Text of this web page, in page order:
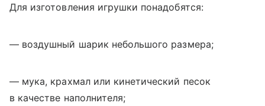
Для изготовления игрушки понадобятся:
— воздушный шарик небольшого размера;
— мука, крахмал или кинетический песок
в качестве наполнителя;